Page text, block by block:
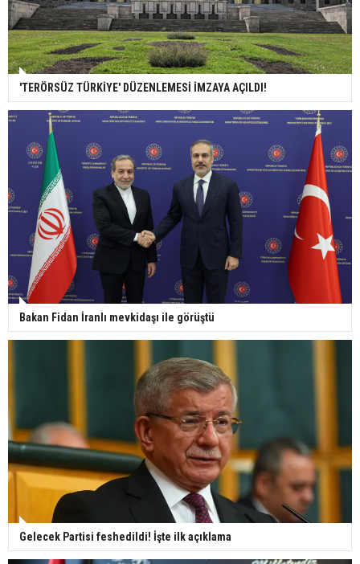
'TERÖRSÜZ TÜRKİYE' DÜZENLEMESİ İMZAYA AÇILDI!
Bakan Fidan İranlı mevkidaşı ile görüştü
Gelecek Partisi feshedildi! İşte ilk açıklama